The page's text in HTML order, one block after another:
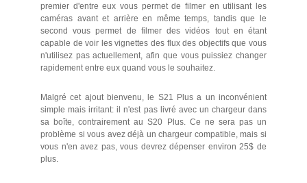
premier d'entre eux vous permet de filmer en utilisant les
caméras avant et arrière en même temps, tandis que le
second vous permet de filmer des vidéos tout en étant
capable de voir les vignettes des flux des objectifs que vous
n'utilisez pas actuellement, afin que vous puissiez changer
rapidement entre eux quand vous le souhaitez.
Malgré cet ajout bienvenu, le S21 Plus a un inconvénient
simple mais irritant: il n'est pas livré avec un chargeur dans
sa boîte, contrairement au S20 Plus. Ce ne sera pas un
problème si vous avez déjà un chargeur compatible, mais si
vous n'en avez pas, vous devrez dépenser environ 25$ de
plus.